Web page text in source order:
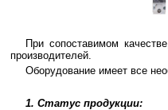
При сопоставимом
производителей.
Оборудование имеет все
1. Статус продукции: